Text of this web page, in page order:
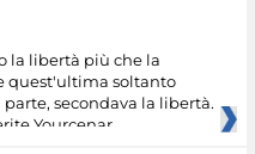
la libertà più che la
quest'ultima soltanto
parte, secondava la libertà.
Yourcenar